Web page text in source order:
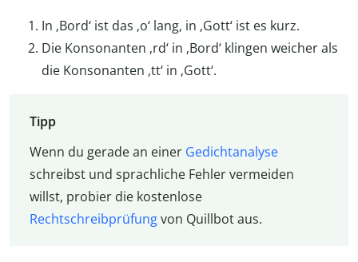
In ‚Bord‘ ist das ‚o‘ lang, in ‚Gott‘ ist es kurz.
Die Konsonanten ‚rd‘ in ‚Bord‘ klingen weicher als
die Konsonanten ‚tt‘ in ‚Gott‘.
Tipp
Wenn du gerade an einer Gedichtanalyse
schreibst und sprachliche Fehler vermeiden
willst, probier die kostenlose
Rechtschreibprüfungvon Quillbot aus.